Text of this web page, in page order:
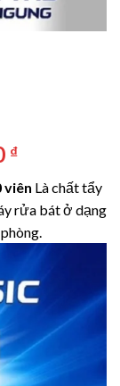
₫.
₫Giá
tại
là:
419,000 ₫.
viên Là chất tẩy
rửa bát ở dạng